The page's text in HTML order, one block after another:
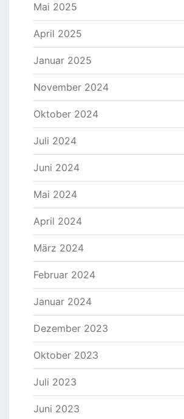
Mai 2025
April 2025
Januar 2025
November 2024
Oktober 2024
Juli 2024
Juni 2024
Mai 2024
April 2024
März 2024
Februar 2024
Januar 2024
Dezember 2023
Oktober 2023
Juli 2023
Juni 2023